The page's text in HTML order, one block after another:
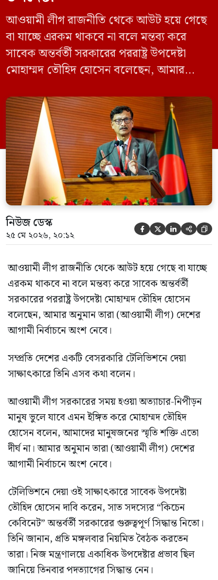
আওয়ামী লীগ রাজনীতি থেকে আউট হয়ে গেছে
বা যাচ্ছে এরকম থাকবে না বলে মন্তব্য করে
সাবেক অন্তর্বর্তী সরকারের পররাষ্ট্র উপদেষ্টা
মোহাম্মদ তৌহিদ হোসেন বলেছেন, আমার
নির্বাচনে অংশ নেবে। সম্প্রতি দেশের একটি
বেসরকারি টেলিভিশনে দেয়া সাক্ষাৎকারে তিনি
এসব কথা বলেন। আওয়ামী লীগ সরকারের সময়
হওয়া অত্যাচার-নিপীড়ন মানুষ ভুলে যাবে এমন
[…]
নিউজ ডেস্ক
২৫ মে ২০২৬, ২০:১২     
আওয়ামী লীগ রাজনীতি থেকে আউট হয়ে গেছে বা যাচ্ছে
এরকম থাকবে না বলে মন্তব্য করে সাবেক অন্তর্বর্তী
সরকারের পররাষ্ট্র উপদেষ্টা মোহাম্মদ তৌহিদ হোসেন
বলেছেন, আমার অনুমান তারা (আওয়ামী লীগ) দেশের
আগামী নির্বাচনে অংশ নেবে।
সম্প্রতি দেশের একটি বেসরকারি টেলিভিশনে দেয়া
সাক্ষাৎকারে তিনি এসব কথা বলেন।
আওয়ামী লীগ সরকারের সময় হওয়া অত্যাচার-নিপীড়ন
মানুষ ভুলে যাবে এমন ইঙ্গিত করে মোহাম্মদ তৌহিদ
হোসেন বলেন, আমাদের মানুষজনের স্মৃতি শক্তি এতো
দীর্ঘ না। আমার অনুমান তারা (আওয়ামী লীগ) দেশের
আগামী নির্বাচনে অংশ নেবে।
টেলিভিশনে দেয়া ওই সাক্ষাৎকারে সাবেক উপদেষ্টা
তৌহিদ হোসেন দাবি করেন, সাত সদস্যের “কিচেন
কেবিনেট” অন্তর্বর্তী সরকারের গুরুত্বপূর্ণ সিদ্ধান্ত নিতো।
তিনি জানান, প্রতি মঙ্গলবার নিয়মিত বৈঠক করতেন
তারা। নিজ মন্ত্রণালয়ে একাধিক উপদেষ্টার প্রভাব ছিল
জানিয়ে তিনবার পদত্যাগের সিদ্ধান্ত নেন।